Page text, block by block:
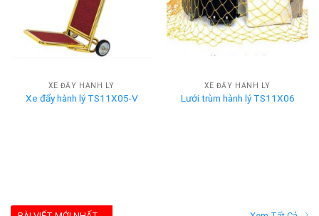
XE ĐẨY HÀNH LÝ
Xe đẩy hành lý TS11X05-V
XE ĐẨY HÀNH LÝ
Lưới trùm hành lý TS11X06